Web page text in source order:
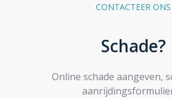
CONTACTEER ONS
Schade?
Online schade aangeven,